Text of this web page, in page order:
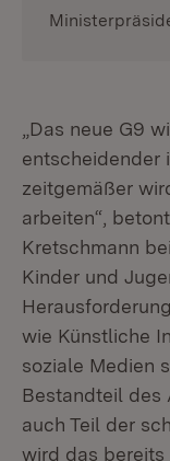
„Das neue G9
entscheidender
zeitgemäßer
arbeiten“,
Kretschmann
Kinder und
wie Künstliche
soziale Medien
Bestandteil des
auch Teil der
wird das bereits